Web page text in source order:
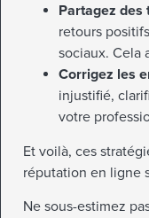
Partagez des
retours
sociaux. Cela
Corrigez les
injustifié,
votre
Et voilà, ces
réputation en ligne
Ne sous-estimez